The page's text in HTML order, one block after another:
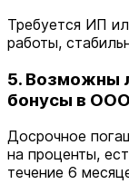
Требуется ИП
работы,
5. Возможны
бонусы в
Досрочное
на проценты,
течение 6